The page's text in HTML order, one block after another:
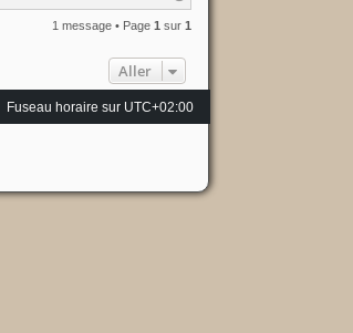
a
u
1 message • Page 1 sur 1
Aller
Fuseau horaire sur UTC+02:00